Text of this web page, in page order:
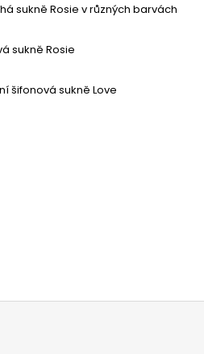
sukně Rosie v různých barvách
sukně Rosie
šifonová sukně Love